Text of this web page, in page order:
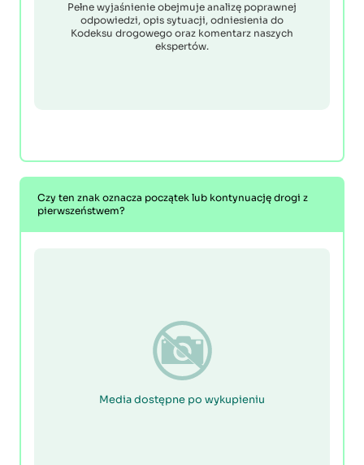
Pełne wyjaśnienie obejmuje analizę poprawnej
odpowiedzi, opis sytuacji, odniesienia do
Kodeksu drogowego oraz komentarz naszych
ekspertów.
Czy ten znak oznacza początek lub kontynuację drogi z
pierwszeństwem?
Media dostępne po wykupieniu